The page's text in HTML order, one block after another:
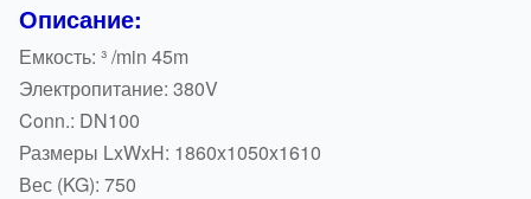
Описание:
Емкость: ³ /min 45m
Электропитание: 380V
Conn.: DN100
Размеры LxWxH: 1860x1050x1610
Вес (KG): 750